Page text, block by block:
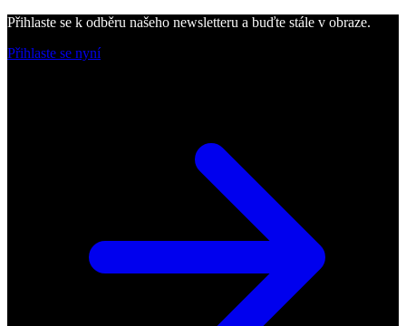
Přihlaste se k odběru našeho newsletteru a buďte stále v obraze.
Přihlaste se nyní